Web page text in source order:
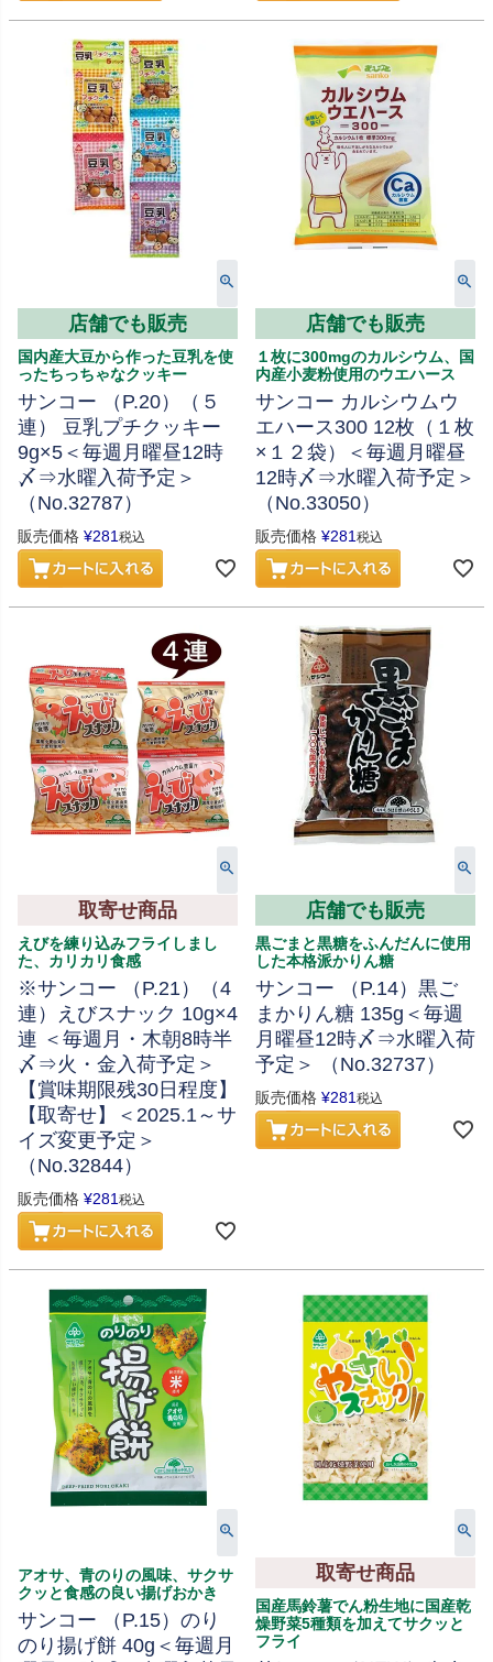
店舗でも販売
国内産大豆から作った豆乳を使
ったちっちゃなクッキー
サンコー （P.20）（５
連） 豆乳プチクッキー
9g×5＜毎週月曜昼12時
〆⇒水曜入荷予定＞
（No.32787）
販売価格 ¥281 税込
店舗でも販売
１枚に300mgのカルシウム、国
内産小麦粉使用のウエハース
サンコー カルシウムウ
エハース300 12枚（１枚
×１２袋）＜毎週月曜昼
12時〆⇒水曜入荷予定＞
（No.33050）
販売価格 ¥281 税込
取寄せ商品
えびを練り込みフライしまし
た、カリカリ食感
※サンコー （P.21）（4
連）えびスナック 10g×4
連 ＜毎週月・木朝8時半
〆⇒火・金入荷予定＞
【賞味期限残30日程度】
【取寄せ】＜2025.1～サ
イズ変更予定＞
（No.32844）
販売価格 ¥281 税込
店舗でも販売
黒ごまと黒糖をふんだんに使用
した本格派かりん糖
サンコー （P.14）黒ご
まかりん糖 135g＜毎週
月曜昼12時〆⇒水曜入荷
予定＞ （No.32737）
販売価格 ¥281 税込
アオサ、青のりの風味、サクサ
クッと食感の良い揚げおかき
サンコー （P.15）のり
のり揚げ餅 40g＜毎週月
取寄せ商品
国産馬鈴薯でん粉生地に国産乾
燥野菜5種類を加えてサクッと
フライ